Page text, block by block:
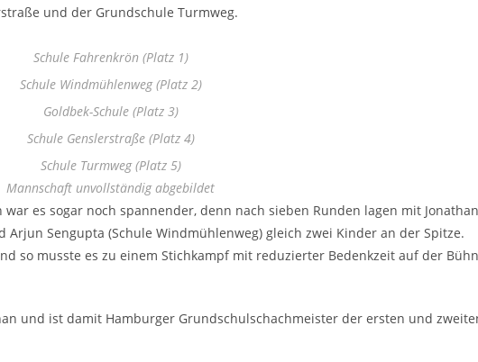
und der Grundschule Turmweg.
Schule Fahrenkrön (Platz 1)
Schule Windmühlenweg (Platz 2)
Goldbek-Schule (Platz 3)
Schule Genslerstraße (Platz 4)
Schule Turmweg (Platz 5)
Mannschaft unvollständig abgebildet
es sogar noch spannender, denn nach sieben Runden lagen mit Jonathan
Arjun Sengupta (Schule Windmühlenweg) gleich zwei Kinder an der Spitze.
so musste es zu einem Stichkampf mit reduzierter Bedenkzeit auf der
und ist damit Hamburger Grundschulschachmeister der ersten und